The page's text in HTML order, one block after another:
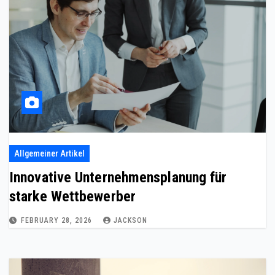
Allgemeiner Artikel
Innovative Unternehmensplanung für
starke Wettbewerber
FEBRUARY 28, 2026 JACKSON